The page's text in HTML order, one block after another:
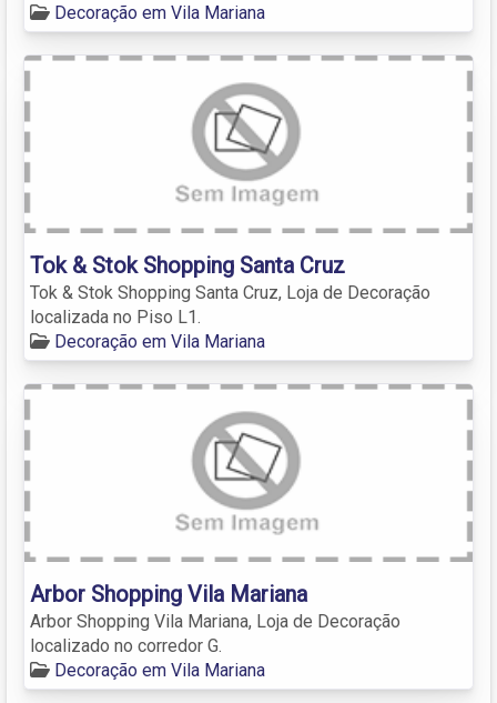
Decoração em Vila Mariana
Tok & Stok Shopping Santa Cruz
Tok & Stok Shopping Santa Cruz, Loja de Decoração
localizada no Piso L1.
Decoração em Vila Mariana
Arbor Shopping Vila Mariana
Arbor Shopping Vila Mariana, Loja de Decoração
localizado no corredor G.
Decoração em Vila Mariana